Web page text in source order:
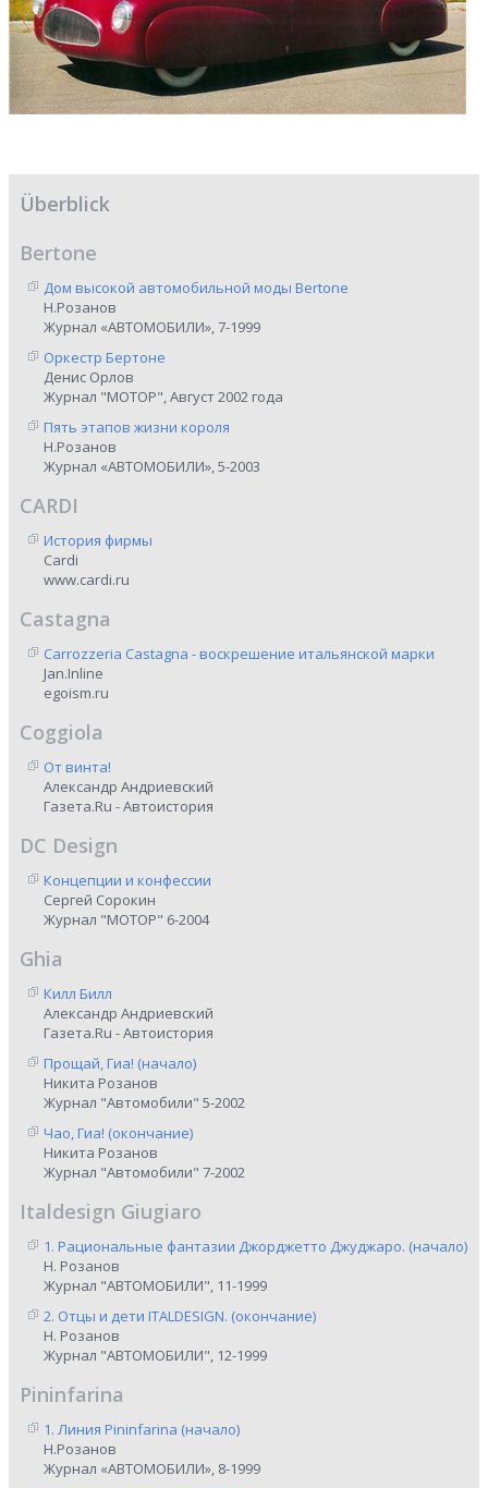
Überblick
Bertone
Дом высокой автомобильной моды Bertone
Н.Розанов
Журнал «АВТОМОБИЛИ», 7-1999
Оркестр Бертоне
Денис Орлов
Журнал "МОТОР", Август 2002 года
Пять этапов жизни короля
Н.Розанов
Журнал «АВТОМОБИЛИ», 5-2003
CARDI
История фирмы
Cardi
www.cardi.ru
Castagna
Carrozzeria Castagna - воскрешение итальянской марки
Jan.Inline
egoism.ru
Coggiola
От винта!
Александр Андриевский
Газета.Ru - Автоистория
DC Design
Концепции и конфессии
Сергей Сорокин
Журнал "МОТОР" 6-2004
Ghia
Килл Билл
Александр Андриевский
Газета.Ru - Автоистория
Прощай, Гиа! (начало)
Никита Розанов
Журнал "Автомобили" 5-2002
Чао, Гиа! (окончание)
Никита Розанов
Журнал "Автомобили" 7-2002
Italdesign Giugiaro
1. Рациональные фантазии Джорджетто Джуджаро. (начало)
Н. Розанов
Журнал "АВТОМОБИЛИ", 11-1999
2. Отцы и дети ITALDESIGN. (окончание)
Н. Розанов
Журнал "АВТОМОБИЛИ", 12-1999
Pininfarina
1. Линия Pininfarina (начало)
Н.Розанов
Журнал «АВТОМОБИЛИ», 8-1999